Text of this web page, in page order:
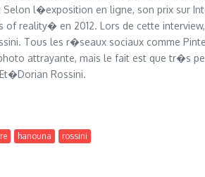
Selon l�exposition en ligne, son prix
reality� en 2012. Lors de cette
Tous les r�seaux sociaux comme
attrayante, mais le fait est que tr�s
Rossini.
hanouna rossini